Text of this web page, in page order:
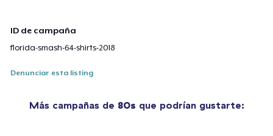
ID de campaña
florida-smash-64-shirts-2018
Denunciar esta listing
Más campañas de 80s que podrían gustarte: